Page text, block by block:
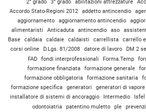
2° grado 3° grado abilitazioni attrezzature
Accordo Stato-Regioni 2012
addetto antincendio
aggiornamento
aggiornamento antincendio
alimentaristi
Anticaduta antincendio aso
Base
caldaia caldaie caldaisti carrellista carrello
corsi online
D.Lgs. 81/2008 datore di lavoro DM 2
FAD
fondi interprofessionali Forma.Temp
formazione finanziata
formazione generale
formazione obbligatoria
formazione sanitaria
formazione specifica
generatori generatori di vapore
installatore di sistemi di ancoraggio
Intermedio Isfel
odontoiatria
patentino muletto ple